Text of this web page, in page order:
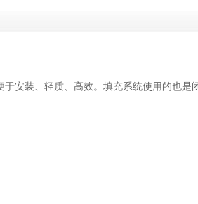
安装、轻质、高效。填充系统使用的也是